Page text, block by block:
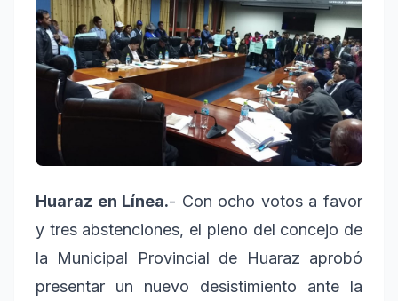
Huaraz en Línea.- Con ocho votos a favor
y tres abstenciones, el pleno del concejo de
la Municipal Provincial de Huaraz aprobó
presentar un nuevo desistimiento ante la